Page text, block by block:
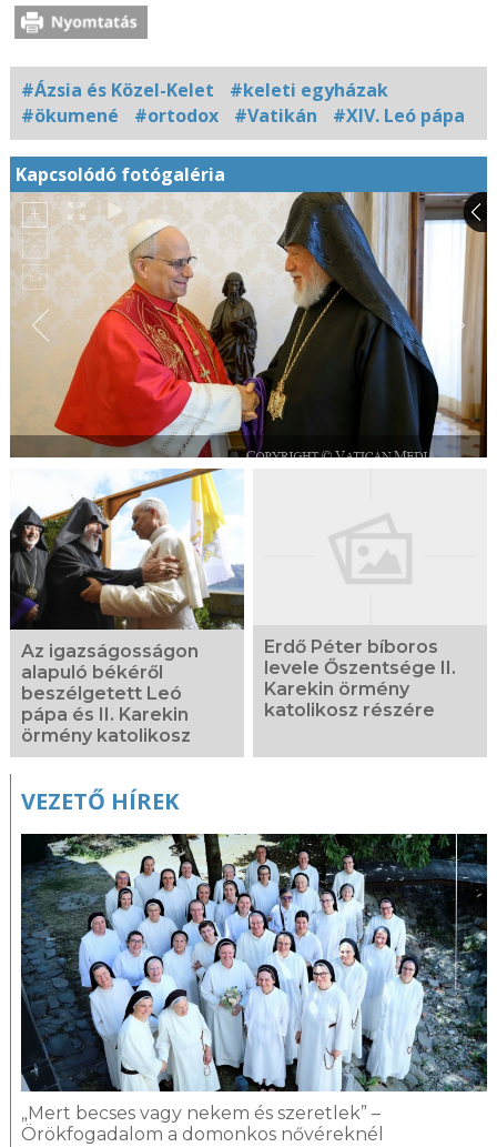
#Ázsia és Közel-Kelet
#keleti egyházak
#ökumené
#ortodox #Vatikán #XIV. Leó pápa
Kapcsolódó fotógaléria
Az igazságosságon
alapuló békéről
beszélgetett Leó
pápa és II. Karekin
örmény katolikosz
Erdő Péter bíboros
levele Őszentsége II.
Karekin örmény
katolikosz részére
VEZETŐ HÍREK
„Mert becses vagy nekem és szeretlek” –
Örökfogadalom a domonkos nővéreknél